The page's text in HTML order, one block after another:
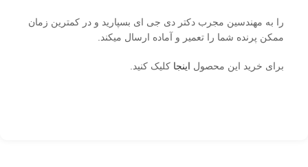
را به مهندسین مجرب دکتر دی جی ای بسپارید و در کمترین زمان
ممکن پرنده شما را تعمیر و آماده ارسال میکند.
برای خرید این محصول اینجا کلیک کنید.